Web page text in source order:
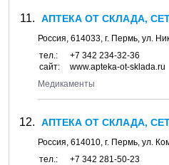
АПТЕКА ОТ СКЛАДА,
Россия, 614033, г. Пермь, ул.
тел.:
+7 342 234-32-36
сайт:
www.apteka-ot-sklada.ru
Медикаменты
АПТЕКА ОТ СКЛАДА,
Россия, 614010, г. Пермь, ул.
тел.:
+7 342 281-50-23